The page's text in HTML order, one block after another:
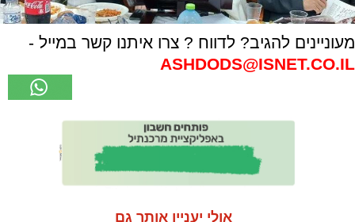
מעוניינים להגיב? לדווח ? צרו איתנו קשר במייל -
ASHDODS@ISNET.CO.IL
אולי יעניין אותך גם